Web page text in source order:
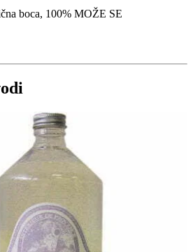
boca, 100% MOŽE SE